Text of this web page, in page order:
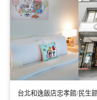
台北和逸飯店忠孝館/民生